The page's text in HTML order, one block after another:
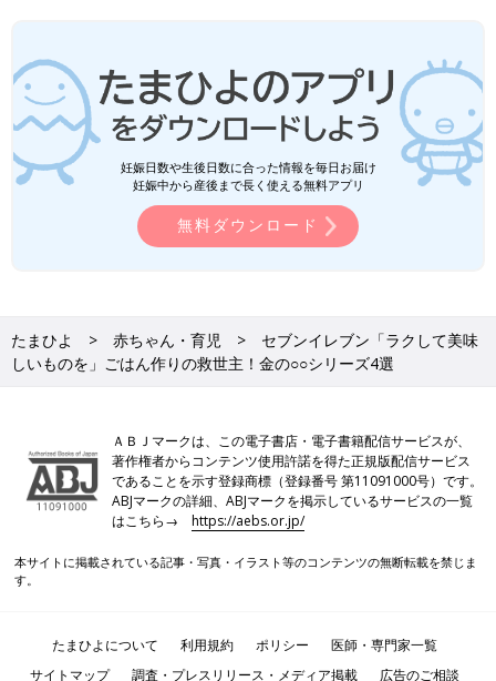
妊娠日数や生後日数に合った情報を毎日お届け
妊娠中から産後まで長く使える無料アプリ
無料ダウンロード
たまひよ 赤ちゃん・育児
セブンイレブン「ラクして美味
しいものを」ごはん作りの救世主！金の○○シリーズ4選
ＡＢＪマークは、この電子書店・電子書籍配信サービスが、
著作権者からコンテンツ使用許諾を得た正規版配信サービス
であることを示す登録商標（登録番号 第11091000号）です。
ABJマークの詳細、ABJマークを掲示しているサービスの一覧
はこちら→https://aebs.or.jp/
本サイトに掲載されている記事・写真・イラスト等のコンテンツの無断転載を禁じま
す。
たまひよについて 利用規約 ポリシー
医師・専門家一覧
サイトマップ
調査・プレスリリース・メディア掲載 広告のご相談